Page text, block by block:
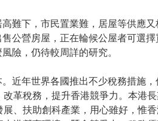
難下，市民置業難，居屋等供應
公營房屋，正在輪候公屋者可選
險，仍待較周詳的研究。
近年世界各國推出不少稅務措施
革稅務，提升香港競爭力。本港
、扶助創科產業，用心雖好，惟